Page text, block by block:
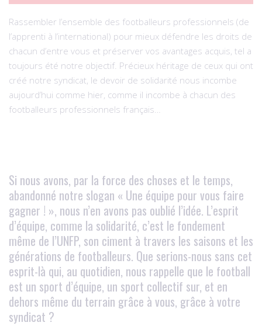
Rassembler l’ensemble des footballeurs professionnels (de
l’apprenti à l’international) pour mieux défendre les droits de
chacun d’entre vous et préserver vos avantages acquis, tel a
toujours été notre objectif. Précieux héritage de ceux qui ont
créé notre syndicat, le devoir de solidarité nous incombe
aujourd’hui comme hier, comme il incombe à chacun des
footballeurs professionnels français…
Si nous avons, par la force des choses et le temps,
abandonné notre slogan « Une équipe pour vous faire
gagner ! », nous n’en avons pas oublié l’idée. L’esprit
d’équipe, comme la solidarité, c’est le fondement
même de l’UNFP, son ciment à travers les saisons et les
générations de footballeurs. Que serions-nous sans cet
esprit-là qui, au quotidien, nous rappelle que le football
est un sport d’équipe, un sport collectif sur, et en
dehors même du terrain grâce à vous, grâce à votre
syndicat ?